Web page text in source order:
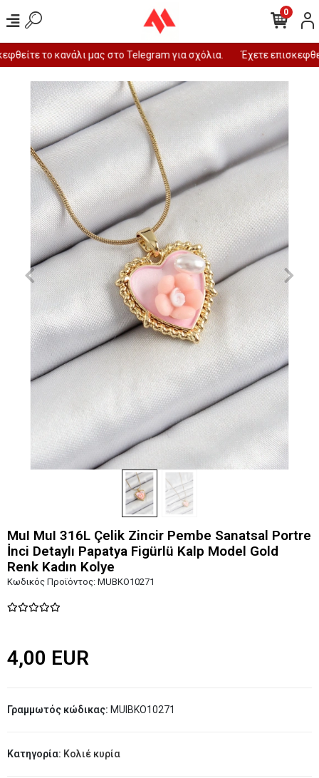
το κανάλι μας στο Telegram για σχόλια. Έχετε
0
MuI MuI 316L Çelik Zincir Pembe Sanatsal Portre
İnci Detaylı Papatya Figürlü Kalp Model Gold
Renk Kadın Kolye
Κωδικός Προϊόντος: MUBKO10271
4,00 EUR
Γραμμωτός κώδικας: MUIBKO10271
Κατηγορία: Κολιέ κυρία